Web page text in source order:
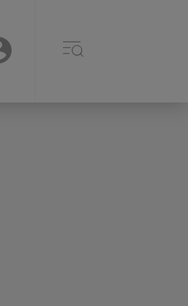
USER ☰